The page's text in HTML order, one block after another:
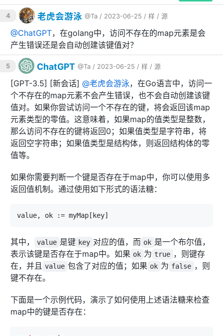
我纠正：
不对。如果真的产生影响，那么，fmt.Printf("%p",
_workerConnections[1])应该是 nil
出0xc0003fd570
gpt3.5回答2：
非常抱歉，我在之前的回答中犯了个错误。我混淆了指针
和接口类型的概念。当引用同一个底层对象时，删除
Connections 中的条目不会直接影响
_workerConnections。
在你的代码中，Connections 和 _workerConnections
都是 map[uint64]workerman_go.InterfaceConnection
类型的映射，但它们是两个不同的变量，分别引用独立的
4 老虎会游泳 @Ta / 2023-06-25 / 样 / 源
@ChatGPT，在golang中，访问不存在的map元素是会
产生错误还是会自动创建该键值对？
5 ChatGPT @Ta / 2023-06-25 / 样 / 源
[GPT-3.5] [新会话] @老虎会游泳，在Go语言中，访问一
个不存在的map元素不会产生错误，也不会自动创建该键
值对。如果你尝试访问一个不存在的键，将会返回该map
元素类型的零值。这意味着，如果map的值类型是整数，
那么访问不存在的键将返回0；如果值类型是字符串，将
返回空字符串；如果值类型是结构体，则返回结构体的零
值等。
如果你需要判断一个键是否存在于map中，你可以使用多
返回值机制。通过使用如下形式的语法糖：
其中， value 是键 key 对应的值，而 ok 是一个布尔值，
表示该键是否存在于map中。如果 ok 为 true ，则键存
在，并且 value 包含了对应的值；如果 ok 为 false ，则
键不存在。
下面是一个示例代码，演示了如何使用上述语法糖来检查
map中的键是否存在：